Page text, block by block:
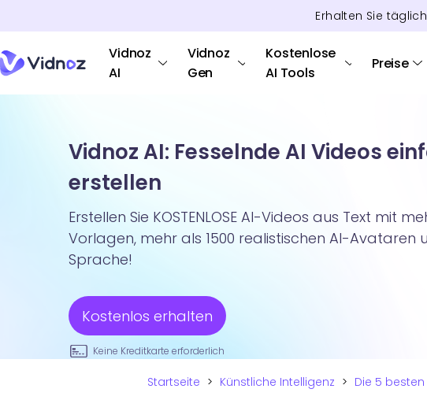
Erhalten Sie täglich
Vidnoz
AI
Vidnoz
Gen
Kostenlose
AI Tools
Preise
Vidnoz AI: Fesselnde AI Videos
erstellen
Erstellen Sie KOSTENLOSE AI-Videos aus Text mit
Vorlagen, mehr als 1500 realistischen AI-Avataren
Sprache!
Kostenlos erhalten
Keine Kreditkarte erforderlich
Startseite > Künstliche Intelligenz > Die 5